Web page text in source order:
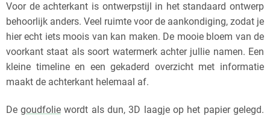
Voor de achterkant is ontwerpstijl in het standaard ontwerp
behoorlijk anders. Veel ruimte voor de aankondiging, zodat je
hier echt iets moois van kan maken. De mooie bloem van de
voorkant staat als soort watermerk achter jullie namen. Een
kleine timeline en een gekaderd overzicht met informatie
maakt de achterkant helemaal af.
De goudfolie wordt als dun, 3D laagje op het papier gelegd.